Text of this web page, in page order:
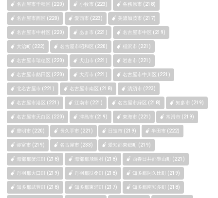
名古屋市千種区 (220) 小牧市 (223) 各務原市 (218)
名古屋市西区 (220) 愛西市 (223) 美濃加茂市 (217)
名古屋市中村区 (220) あま市 (221) 名古屋市中区 (219)
大治町 (222) 名古屋市昭和区 (220) 稲沢市 (221)
名古屋市瑞穂区 (220) 犬山市 (221) 岩倉市 (221)
名古屋市熱田区 (220) 大府市 (221) 名古屋市中川区 (221)
北名古屋市 (221) 名古屋市南区 (218) 清須市 (223)
名古屋市港区 (221) 江南市 (221) 名古屋市緑区 (218) 知多市 (219)
名古屋市天白区 (220) 津島市 (219) 東海市 (221) 常滑市 (219)
豊明市 (220) 長久手市 (221) 日進市 (219) 半田市 (222)
弥富市 (219) 名古屋市 (233) 愛知郡東郷町 (219)
海部郡蟹江町 (218) 海部郡飛鳥村 (218) 西春日井郡豊山町 (221)
丹羽郡大口町 (219) 丹羽郡扶桑町 (218) 知多郡阿久比町 (219)
知多郡武豊町 (218) 知多郡東浦町 (217) 知多郡南知多町 (218)